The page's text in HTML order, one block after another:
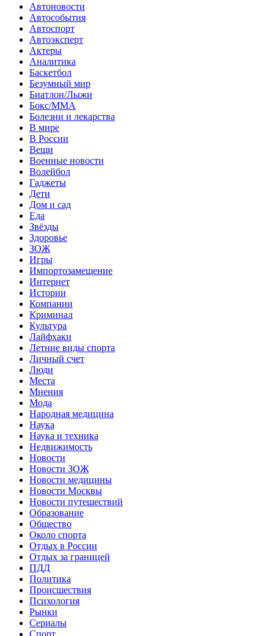
Автоновости
Автособытия
Автоспорт
Автоэксперт
Актеры
Аналитика
Баскетбол
Безумный мир
Биатлон/Лыжи
Бокс/MMA
Болезни и лекарства
В мире
В России
Вещи
Военные новости
Волейбол
Гаджеты
Дети
Дом и сад
Еда
Звёзды
Здоровье
ЗОЖ
Игры
Импортозамещение
Интернет
Истории
Компании
Криминал
Культура
Лайфхаки
Летние виды спорта
Личный счет
Люди
Места
Мнения
Мода
Народная медицина
Наука
Наука и техника
Недвижимость
Новости
Новости ЗОЖ
Новости медицины
Новости Москвы
Новости путешествий
Образование
Общество
Около спорта
Отдых в России
Отдых за границей
ПДД
Политика
Происшествия
Психология
Рынки
Сериалы
Спорт